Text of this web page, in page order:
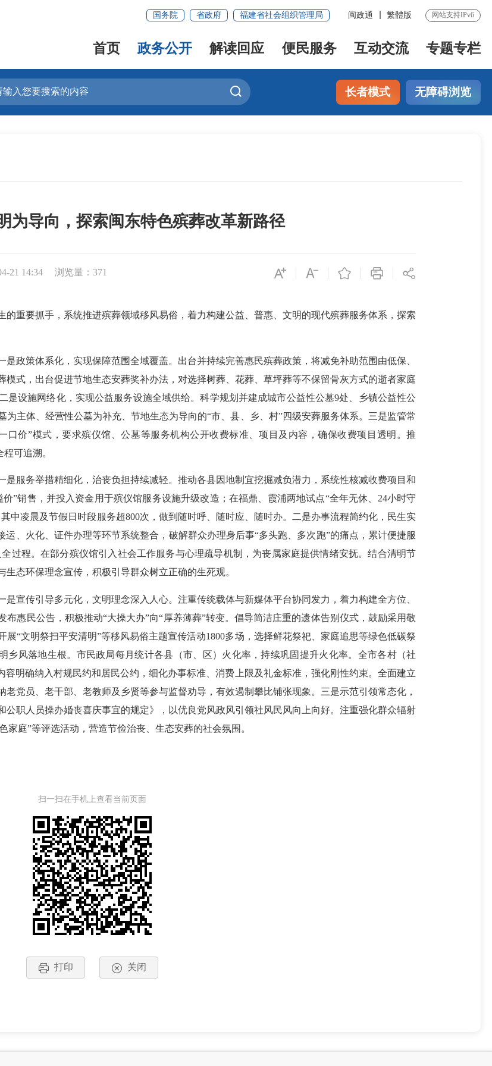
国务院 省政府 福建省社会组织管理局 闽政通 繁體版 网站支持IPv6
首页 政务公开 解读回应 便民服务 互动交流 专题专栏
长者模式 无障碍浏览
为导向，探索闽东特色殡葬改革新路径
21 14:34 浏览量：371
要抓手，系统推进殡葬领域移风易俗，着力构建公益、普惠、文明的现代殡葬服务体系，探索
是政策体系化，实现保障范围全域覆盖。出台并持续完善惠民殡葬政策，将减免补助范围由低保、
式，出台促进节地生态安葬奖补办法，对选择树葬、花葬、草坪葬等不保留骨灰方式的逝者家庭
是设施网络化，实现公益服务设施全域供给。科学规划并建成城市公益性公墓9处、乡镇公益性公
主体、经营性公墓为补充、节地生态为导向的“市、县、乡、村”四级安葬服务体系。三是监管常
口价”模式，要求殡仪馆、公墓等服务机构公开收费标准、项目及内容，确保收费项目透明。推
可追溯。
是服务举措精细化，治丧负担持续减轻。推动各县因地制宜挖掘减负潜力，系统性核减收费项目和
”销售，并投入资金用于殡仪馆服务设施升级改造；在福鼎、霞浦两地试点“全年无休、24小时守
中凌晨及节假日时段服务超800次，做到随时呼、随时应、随时办。二是办事流程简约化，民生实
、火化、证件办理等环节系统整合，破解群众办理身后事“多头跑、多次跑”的痛点，累计便捷服
过程。在部分殡仪馆引入社会工作服务与心理疏导机制，为丧属家庭提供情绪安抚。结合清明节
态环保理念宣传，积极引导群众树立正确的生死观。
是宣传引导多元化，文明理念深入人心。注重传统载体与新媒体平台协同发力，着力构建全方位、
惠民公告，积极推动“大操大办”向“厚养薄葬”转变。倡导简洁庄重的遗体告别仪式，鼓励采用敬
“文明祭扫平安清明”等移风易俗主题宣传活动1800多场，选择鲜花祭祀、家庭追思等绿色低碳祭
乡风落地生根。市民政局每月统计各县（市、区）火化率，持续巩固提升火化率。全市各村（社
容明确纳入村规民约和居民公约，细化办事标准、消费上限及礼金标准，强化刚性约束。全面建立
党员、老干部、老教师及乡贤等参与监督劝导，有效遏制攀比铺张现象。三是示范引领常态化，
职人员操办婚丧喜庆事宜的规定》，以优良党风政风引领社风民风向上向好。注重强化群众辐射
家庭”等评选活动，营造节俭治丧、生态安葬的社会氛围。
扫一扫在手机上查看当前页面
打印 关闭